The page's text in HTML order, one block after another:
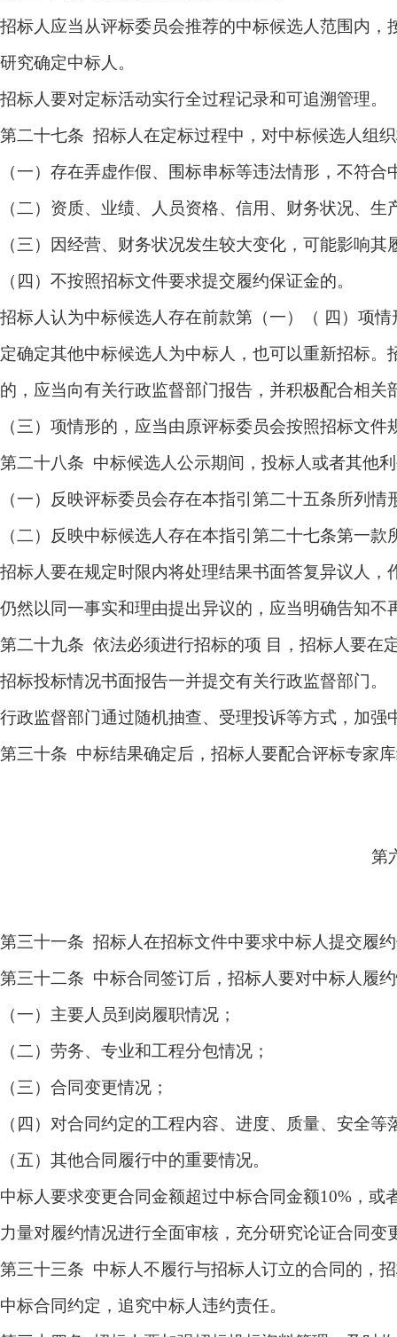
招标人应当从评标委员会推荐的中标候选人范围内
研究确定中标人。
招标人要对定标活动实行全过程记录和可追溯管理。
第二十七条 招标人在定标过程中，对中标候选人组
（一）存在弄虚作假、围标串标等违法情形，不符合
（二）资质、业绩、人员资格、信用、财务状况、
（三）因经营、财务状况发生较大变化，可能影响其
（四）不按照招标文件要求提交履约保证金的。
招标人认为中标候选人存在前款第（一）（ 四）项
定确定其他中标候选人为中标人，也可以重新招标
的，应当向有关行政监督部门报告，并积极配合相
（三）项情形的，应当由原评标委员会按照招标文
第二十八条 中标候选人公示期间，投标人或者其他
（一）反映评标委员会存在本指引第二十五条所列
（二）反映中标候选人存在本指引第二十七条第一
招标人要在规定时限内将处理结果书面答复异议人
仍然以同一事实和理由提出异议的，应当明确告知
第二十九条 依法必须进行招标的项 目，招标人要在
招标投标情况书面报告一并提交有关行政监督部门。
行政监督部门通过随机抽查、受理投诉等方式，加强
第三十条 中标结果确定后，招标人要配合评标专家
第
第三十一条 招标人在招标文件中要求中标人提交履
第三十二条 中标合同签订后，招标人要对中标人履
（一）主要人员到岗履职情况；
（二）劳务、专业和工程分包情况；
（三）合同变更情况；
（四）对合同约定的工程内容、进度、质量、安全等
（五）其他合同履行中的重要情况。
中标人要求变更合同金额超过中标合同金额10%，
力量对履约情况进行全面审核，充分研究论证合同变
第三十三条 中标人不履行与招标人订立的合同的，
中标合同约定，追究中标人违约责任。